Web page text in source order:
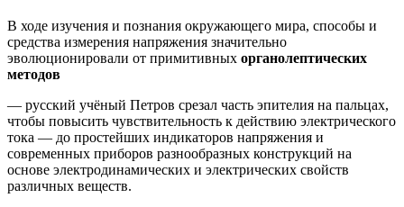
В ходе изучения и познания окружающего мира, способы и
средства измерения напряжения значительно
эволюционировали от примитивных органолептических
методов
— русский учёный Петров срезал часть эпителия на пальцах,
чтобы повысить чувствительность к действию электрического
тока — до простейших индикаторов напряжения и
современных приборов разнообразных конструкций на
основе электродинамических и электрических свойств
различных веществ.